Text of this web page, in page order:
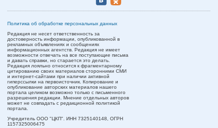
Политика об обработке персональных данных
Редакция не несет ответственность за
достоверность информации, опубликованной в
рекламных объявлениях и сообщениях
информационных агентств. Редакция не имеет
возможности отвечать на все поступающие письма
и давать справки, но старается это делать.
Редакция лояльно относится к фрагментарному
цитированию своих материалов сторонними СМИ
и интернет-сайтами при наличии активной
гиперссылки на первоисточник. Копирование и
опубликование авторских материалов нашего
портала целиком возможно только с письменного
разрешения редакции. Мнение отдельных авторов
может не совпадать с редакционной политикой
портала.
Учредитель ООО "ЦКП". ИНН 7325140148, ОГРН
1157325006475